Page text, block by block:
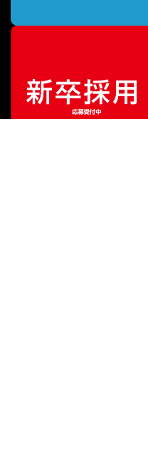
販売価格¥79,200（税込）